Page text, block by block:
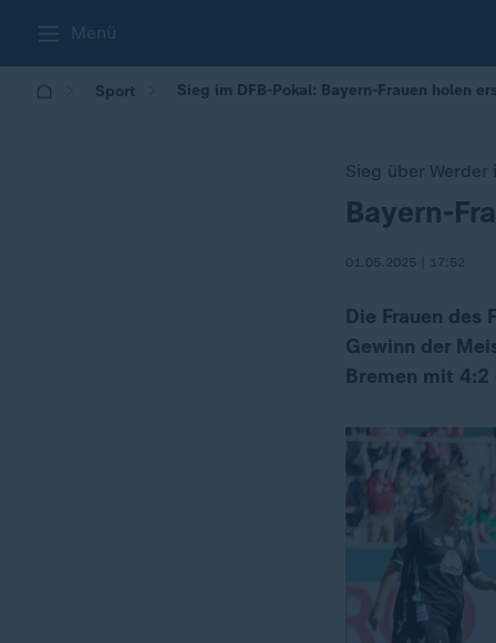
Menü
Sport Sieg im DFB-Pokal: Bayern-Frauen holen
Sieg über Werder
:Bayern-
01.05.2025 | 17:52
Die Frauen des
Gewinn der
Bremen mit 4:2